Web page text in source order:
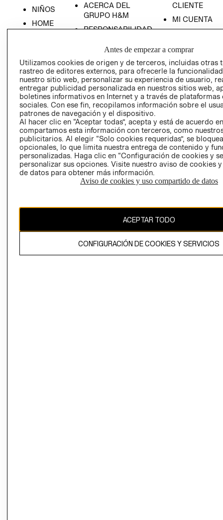
NIÑOS
HOME
ACERCA DEL
GRUPO H&M
RESPONSABILIDAD
PRENSA
RELACIÓN CON
INVERSIONISTAS
POLÍTICA
EMPRESARIAL
CLIENTE
MI CUENTA
- RETIRO EN
TIENDA
TÉRMINOS Y
CONDICIONES
PRIVACIDAD
GIFT CARD
AVISO DE
COOKIES
Chile ($)
Antes de empezar a comprar
Utilizamos cookies de origen y de terceros, incluidas otras
rastreo de editores externos, para ofrecerle la
nuestro sitio web, personalizar su experiencia de usuario,
entregar publicidad personalizada en nuestros sitios web,
boletines informativos en Internet y a través de plataformas
sociales. Con ese fin, recopilamos información sobre el
patrones de navegación y el dispositivo.
Al hacer clic en “Aceptar todas”, acepta y está de acuerdo
compartamos esta información con terceros, como
publicitarios. Al elegir “Solo cookies requeridas”, se
opcionales, lo que limita nuestra entrega de contenido y
personalizadas. Haga clic en “Configuración de cookies y
personalizar sus opciones. Visite nuestro aviso de cookies
de datos para obtener más información.
Aviso de cookies y uso compartido de datos
ACEPTAR TODO
CONFIGURACIÓN DE COOKIES Y SERVICIOS